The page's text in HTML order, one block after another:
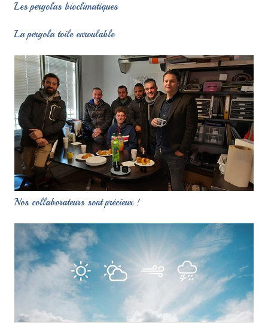
Les pergolas bioclimatiques
La pergola toile enroulable
Nos collaborateurs sont précieux !